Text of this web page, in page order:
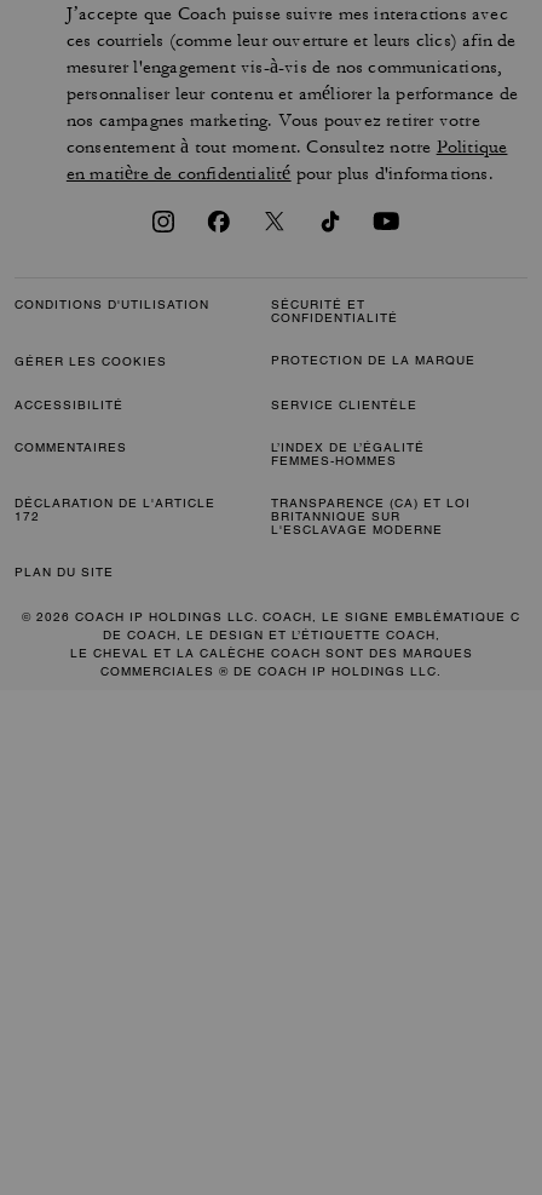
J’accepte que Coach puisse suivre mes interactions avec
ces courriels (comme leur ouverture et leurs clics) afin de
mesurer l'engagement vis-à-vis de nos communications,
personnaliser leur contenu et améliorer la performance de
nos campagnes marketing. Vous pouvez retirer votre
consentement à tout moment. Consultez notre Politique
en matière de confidentialité pour plus d'informations.
CONDITIONS D'UTILISATION
SÉCURITÉ ET
CONFIDENTIALITÉ
GÉRER LES COOKIES PROTECTION DE LA MARQUE
ACCESSIBILITÉ SERVICE CLIENTÈLE
COMMENTAIRES
L’INDEX DE L’ÉGALITÉ
FEMMES-HOMMES
DÉCLARATION DE L'ARTICLE
172
TRANSPARENCE (CA) ET LOI
BRITANNIQUE SUR
L'ESCLAVAGE MODERNE
PLAN DU SITE
© 2026 COACH IP HOLDINGS LLC. COACH, LE SIGNE EMBLÉMATIQUE C
DE COACH, LE DESIGN ET L’ÉTIQUETTE COACH,
LE CHEVAL ET LA CALÈCHE COACH SONT DES MARQUES
COMMERCIALES ® DE COACH IP HOLDINGS LLC.